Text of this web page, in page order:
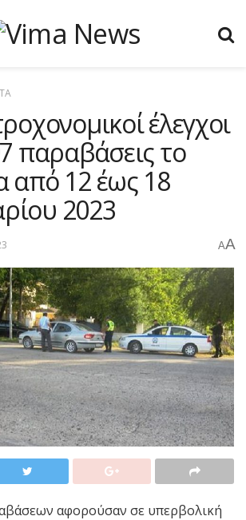
έλεγχοι
παραβάσεις το
από 12 έως 18
2023
AA
αφορούσαν σε υπερβολική